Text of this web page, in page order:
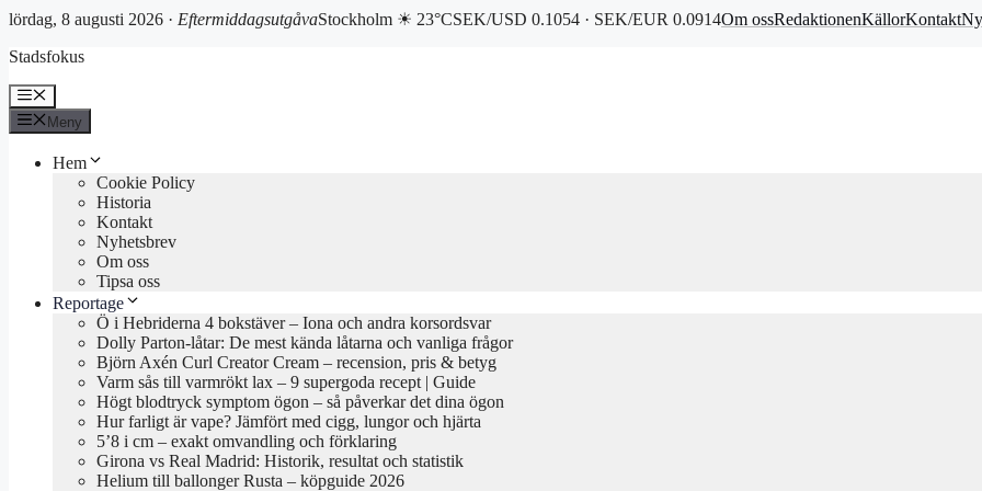
lördag, 8 augusti 2026 · EftermiddagsutgåvaStockholm ☀ 23°CSEK/USD 0.1054 · SEK/EUR 0.0914Om ossRedaktionenKällorKontakt
till
Stadsfokus
Meny
Meny
Hem
Cookie Policy
Historia
Kontakt
Nyhetsbrev
Om oss
Tipsa oss
Reportage
Ö i Hebriderna 4 bokstäver – Iona och andra korsordsvar
Dolly Parton-låtar: De mest kända låtarna och vanliga frågor
Björn Axén Curl Creator Cream – recension, pris & betyg
Varm sås till varmrökt lax – 9 supergoda recept | Guide
Högt blodtryck symptom ögon – så påverkar det dina ögon
Hur farligt är vape? Jämfört med cigg, lungor och hjärta
5’8 i cm – exakt omvandling och förklaring
Girona vs Real Madrid: Historik, resultat och statistik
Helium till ballonger Rusta – köpguide 2026